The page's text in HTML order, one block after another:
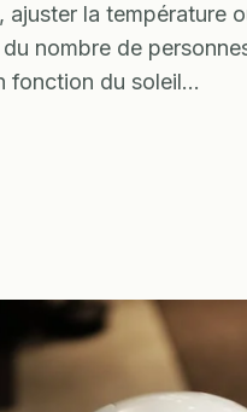
la température
nombre de
fonction du soleil…